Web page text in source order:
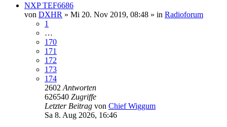
NXP TEF6686
von DXHR » Mi 20. Nov 2019, 08:48 » in Radioforum
1
…
170
171
172
173
174
2602 Antworten
626540 Zugriffe
Letzter Beitrag von Chief Wiggum
Sa 8. Aug 2026, 16:46